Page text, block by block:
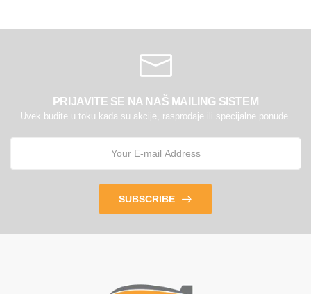
PRIJAVITE SE NA NAŠ MAILING SISTEM
Uvek budite u toku kada su akcije, rasprodaje ili specijalne ponude.
SUBSCRIBE